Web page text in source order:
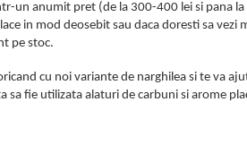
un anumit pret (de la 300-400 lei si pana
in mod deosebit sau daca doresti sa vezi
pe stoc.
cu noi variante de narghilea si te va
sa fie utilizata alaturi de carbuni si arome